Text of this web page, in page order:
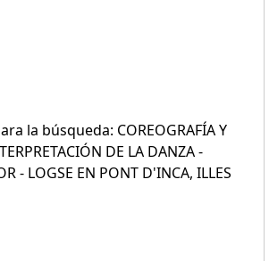
la búsqueda: COREOGRAFÍA Y
DE LA DANZA -
- LOGSE EN PONT D'INCA, ILLES